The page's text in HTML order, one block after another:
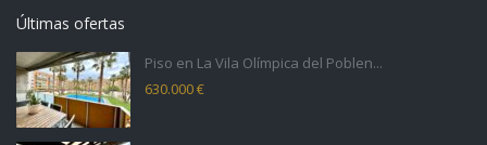
Últimas ofertas
Piso en La Vila Olímpica del Poblen...
630.000 €